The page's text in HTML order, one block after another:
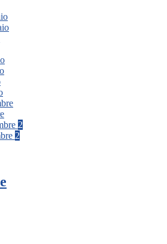
2
2